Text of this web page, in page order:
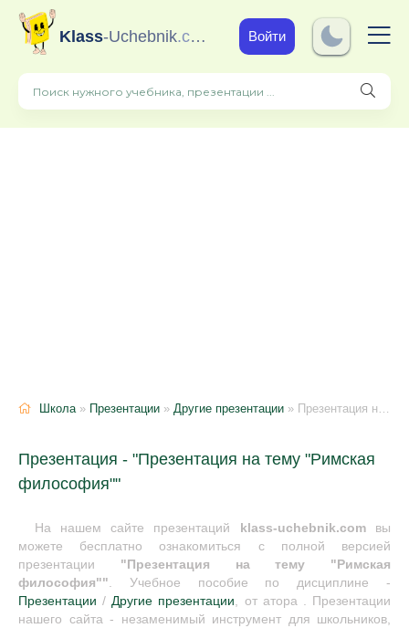
Klass-Uchebnik.com Войти
Школа» Презентации » Другие презентации » Презентация на тему "Римская философия"
Презентация - "Презентация на тему "Римская
философия""
На нашем сайте презентаций klass-uchebnik.comвы
можете бесплатно ознакомиться с полной версией
презентации "Презентация на тему "Римская
философия"". Учебное пособие по дисциплине -
Презентации /Другие презентации, от атора . Презентации
нашего сайта - незаменимый инструмент для школьников,